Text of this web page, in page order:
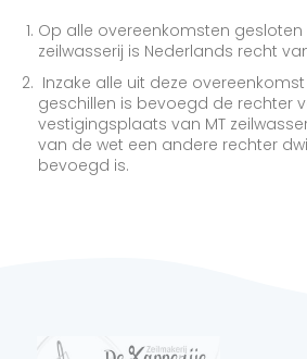
Op alle overeenkomsten
zeilwasserij is Nederlands recht
Inzake alle uit deze
geschillen is bevoegd de rechter
vestigingsplaats van MT
van de wet een andere rechter
bevoegd is.